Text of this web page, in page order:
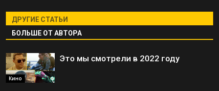
ДРУГИЕ СТАТЬИ
БОЛЬШЕ ОТ АВТОРА
Кино
Это мы смотрели в 2022 году